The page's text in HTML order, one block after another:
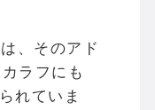
、そのアド
ラフにも
れていま